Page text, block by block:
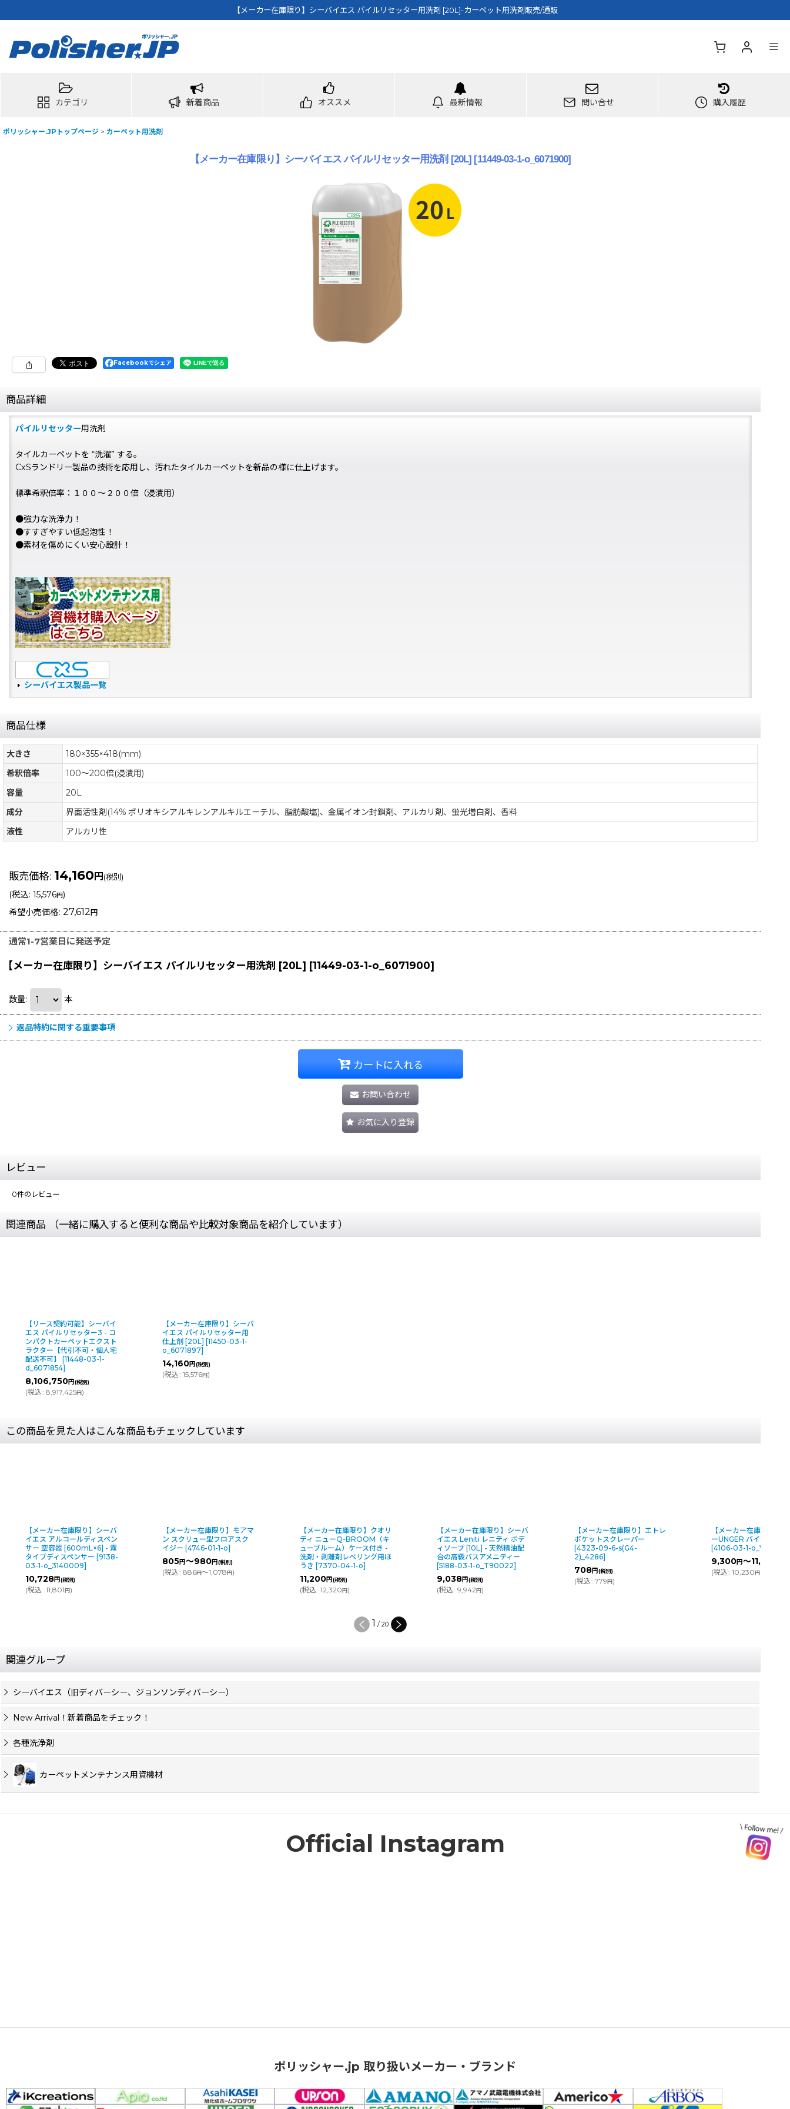
【メーカー在庫限り】シーバイエス パイルリセッター用洗剤 [20L]-カーペット用洗剤販売/通販
カテゴリ 新着商品 オススメ 最新情報 問い合せ 購入履歴
ポリッシャー.JPトップページ > カーペット用洗剤
【メーカー在庫限り】シーバイエス パイルリセッター用洗剤 [20L] [11449-03-1-o_6071900]
Facebookでシェア
商品詳細
パイルリセッター用洗剤
タイルカーペットを “洗濯” する。
CxSランドリー製品の技術を応用し、汚れたタイルカーペットを新品の様に仕上げます。
標準希釈倍率：１００〜２００倍（浸漬用）
●強力な洗浄力！
●すすぎやすい低起泡性！
●素材を傷めにくい安心設計！
シーバイエス製品一覧
商品仕様
大きさ
180×355×418(mm)
希釈倍率
100〜200倍(浸漬用)
容量
20L
成分
界面活性剤(14% ポリオキシアルキレンアルキルエーテル、脂肪酸塩)、金属イオン封鎖剤、アルカリ剤、蛍光増白剤、香料
液性
アルカリ性
販売価格: 14,160 円 (税別)
(税込: 15,576円)
希望小売価格: 27,612 円
通常1-7営業日に発送予定
【メーカー在庫限り】シーバイエス パイルリセッター用洗剤 [20L] [11449-03-1-o_6071900]
数量: 本
返品特約に関する重要事項
カートに入れる
お問い合わせ
お気に入り登録
レビュー
0件のレビュー
関連商品 （一緒に購入すると便利な商品や比較対象商品を紹介しています）
【リース契約可能】シーバイ
エス パイルリセッター3 - コ
ンパクトカーペットエクスト
ラクター【代引不可・個人宅
配送不可】
[11448-03-1-
d_6071854]
8,106,750円(税別)
(税込: 8,917,425円)
【メーカー在庫限り】シーバ
イエス パイルリセッター用
仕上剤 [20L] [11450-03-1-
o_6071897]
14,160円(税別)
(税込: 15,576円)
この商品を見た人はこんな商品もチェックしています
【メーカー在庫限り】モアマ
ン スクリュー型フロアスク
イジー [4746-01-1-o]
805円～980 円(税別)
税込 ～1,078
【メーカー在庫限り】クオリ
ティ ニューQ-BROOM（キ
ューブルーム）ケース付き -
洗剤・剥離剤レベリング用ほ
うき
[7370-04-1-o
【メーカー在庫限り】シーバ
イエス Leniti レニティ ボデ
ィソープ [10L] - 天然精油配
合の高級バスアメニティー
[5188-03-1-o_T90022
9,038円(税別)
(税込: 9,942
【メーカー在庫限り】エトレ
ポケットスクレーパー
[4323-09-6-s(G4-
2)_4286]
708 (税別)
(税込: 779
【メーカー在庫限り】ウンガ
ーUNGER バイサバーサ
[4106-03-1-o_VP250
9,300
(税込: 10,230
【メーカー在庫限
イエス コーヒーク
ブレット [120錠入
1.3g)]
2385-03-1-
o_T30213
15,340
2 /20
関連グループ
シーバイエス（旧ディバーシー、ジョンソンディバーシー）
New Arrival！新着商品をチェック！
各種洗浄剤
カーペットメンテナンス用資機材
Official Instagram
ポリッシャー.jp 取り扱いメーカー・ブランド